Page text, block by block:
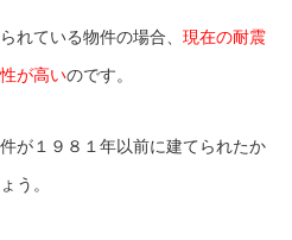
れている物件の場合、 現在の耐震
が高いのです。
が１９８１年以前に建てられたか
う。